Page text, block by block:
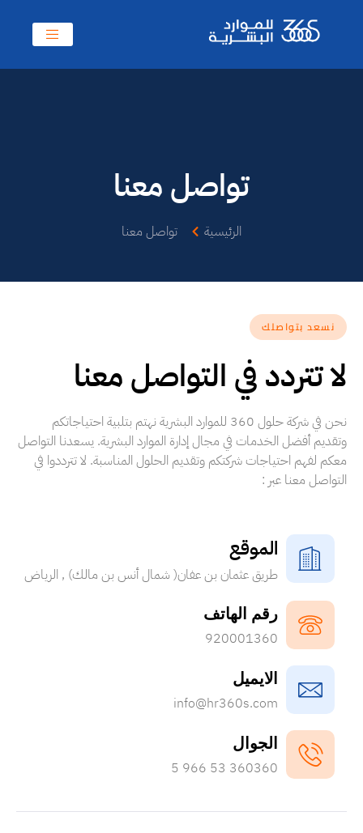
تواصل معنا
الرئيسية تواصل معنا
نسعد بتواصلك
لا تتردد في التواصل معنا
نحن في شركة حلول 360 للموارد البشرية نهتم بتلبية احتياجاتكم
وتقديم أفضل الخدمات في مجال إدارة الموارد البشرية. يسعدنا التواصل
معكم لفهم احتياجات شركتكم وتقديم الحلول المناسبة. لا تترددوا في
التواصل معنا عبر :
الموقع
طريق عثمان بن عفان( شمال أنس بن مالك) , الرياض
رقم الهاتف
920001360
الجوال
966 53 360360 5
الايميل
info@hr360s.com